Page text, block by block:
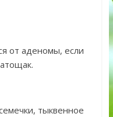
от аденомы, если
тыквенное